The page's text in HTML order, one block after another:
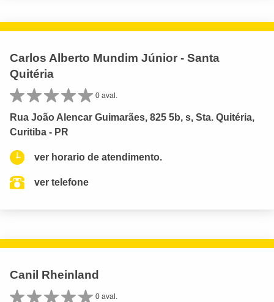
Carlos Alberto Mundim Júnior - Santa
Quitéria
0 aval.
Rua João Alencar Guimarães, 825 5b, s, Sta. Quitéria,
Curitiba - PR
ver horario de atendimento.
ver telefone
Canil Rheinland
0 aval.